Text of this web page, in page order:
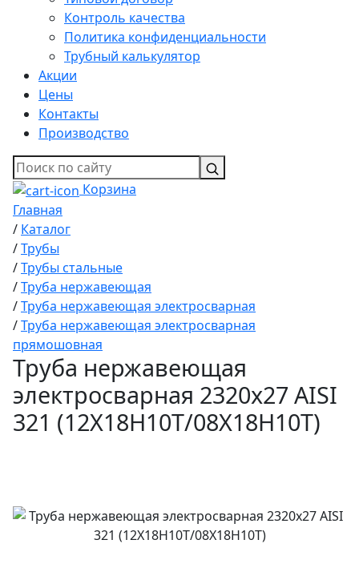
Контроль качества
Политика конфиденциальности
Трубный калькулятор
Акции
Цены
Контакты
Производство
Корзина
Главная
/ Каталог
/Трубы
/Трубы стальные
/Труба нержавеющая
/Труба нержавеющая электросварная
/Труба нержавеющая электросварная
прямошовная
Труба нержавеющая
электросварная 2320х27 AISI
321 (12Х18Н10Т/08Х18Н10Т)